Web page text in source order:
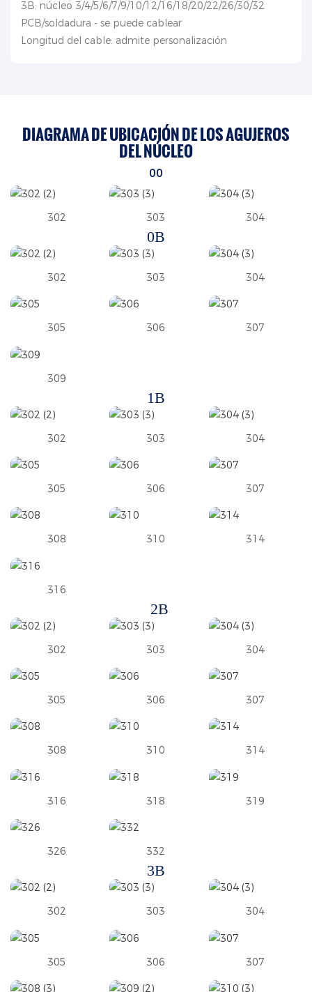
3B: núcleo 3/4/5/6/7/9/10/12/16/18/20/22/26/30/32
PCB/soldadura - se puede cablear
Longitud del cable: admite personalización
DIAGRAMA DE UBICACIÓN DE LOS AGUJEROS
DEL NÚCLEO
00
302 303 304
0B
302 303 304
305 306 307
309
1B
302 303 304
305 306 307
308 310 314
316
2B
302 303 304
305 306 307
308 310 314
316 318 319
326 332
3B
302 303 304
305 306 307